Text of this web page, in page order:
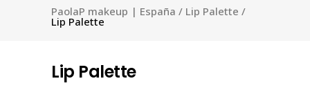
PaolaP makeup | España / Lip Palette /
Lip Palette
Lip Palette